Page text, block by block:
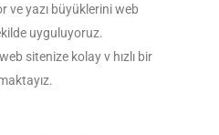
ve yazı büyüklerini web
uyguluyoruz.
sitenize kolay v hızlı bir